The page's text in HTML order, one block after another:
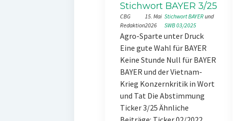
Stichwort BAYER 3/25
CBG
Redaktion
15. Mai
2026
Stichwort BAYER
und
SWB 03/2025
Agro-Sparte unter Druck
Eine gute Wahl für BAYER
Keine Stunde Null für BAYER
BAYER und der Vietnam-
Krieg Konzernkritik in Wort
und Tat Die Abstimmung
Ticker 3/25 Ähnliche